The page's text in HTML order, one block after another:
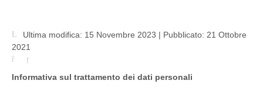
Ultima modifica: 15 Novembre 2023 | Pubblicato: 21 Ottobre
2021
Informativa sul trattamento dei dati personali